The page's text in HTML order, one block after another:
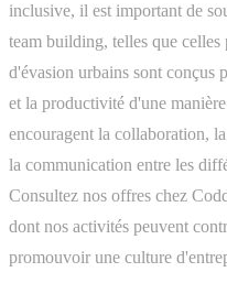
inclusive, il est important de
team building, telles que
d'évasion urbains sont conçus
et la productivité d'une
encouragent la collaboration,
la communication entre les
Consultez nos offres chez
dont nos activités peuvent
promouvoir une culture